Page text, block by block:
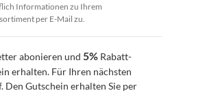
Informationen zu Ihrem
per E-Mail zu.
abonieren und 5%Rabatt-
erhalten. Für Ihren nächsten
Den Gutschein erhalten Sie per